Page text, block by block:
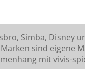
Simba, Disney
sind eigene
mit vivis-